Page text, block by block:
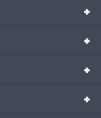
+
+
+
+